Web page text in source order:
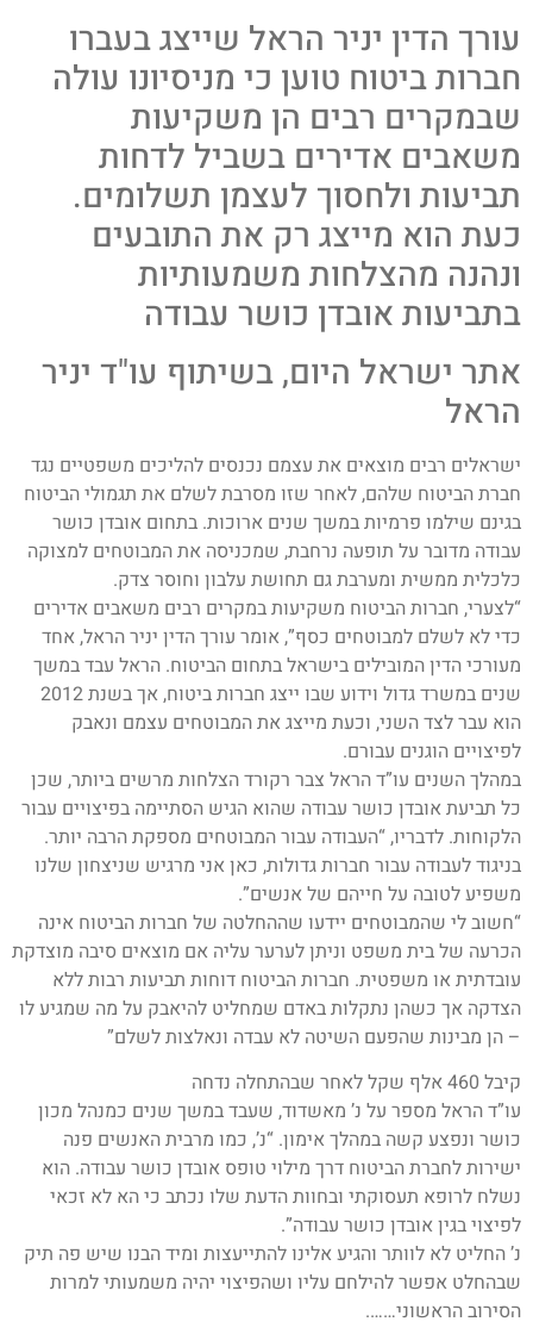
עורך הדין יניר הראל שייצג בעברו
חברות ביטוח טוען כי מניסיונו עולה
שבמקרים רבים הן משקיעות
משאבים אדירים בשביל לדחות
תביעות ולחסוך לעצמן תשלומים.
כעת הוא מייצג רק את התובעים
ונהנה מהצלחות משמעותיות
בתביעות אובדן כושר עבודה
אתר ישראל היום, בשיתוף עו"ד יניר
הראל
ישראלים רבים מוצאים את עצמם נכנסים להליכים משפטיים נגד
חברת הביטוח שלהם, לאחר שזו מסרבת לשלם את תגמולי הביטוח
בגינם שילמו פרמיות במשך שנים ארוכות. בתחום אובדן כושר
עבודה מדובר על תופעה נרחבת, שמכניסה את המבוטחים למצוקה
כלכלית ממשית ומערבת גם תחושת עלבון וחוסר צדק.
“לצערי, חברות הביטוח משקיעות במקרים רבים משאבים אדירים
כדי לא לשלם למבוטחים כסף”, אומר עורך הדין יניר הראל, אחד
מעורכי הדין המובילים בישראל בתחום הביטוח. הראל עבד במשך
שנים במשרד גדול וידוע שבו ייצג חברות ביטוח, אך בשנת 2012
הוא עבר לצד השני, וכעת מייצג את המבוטחים עצמם ונאבק
לפיצויים הוגנים עבורם.
במהלך השנים עו”ד הראל צבר רקורד הצלחות מרשים ביותר, שכן
כל תביעת אובדן כושר עבודה שהוא הגיש הסתיימה בפיצויים עבור
הלקוחות. לדבריו, “העבודה עבור המבוטחים מספקת הרבה יותר.
בניגוד לעבודה עבור חברות גדולות, כאן אני מרגיש שניצחון שלנו
משפיע לטובה על חייהם של אנשים”.
“חשוב לי שהמבוטחים יידעו שההחלטה של חברות הביטוח אינה
הכרעה של בית משפט וניתן לערער עליה אם מוצאים סיבה מוצדקת
עובדתית או משפטית. חברות הביטוח דוחות תביעות רבות ללא
הצדקה אך כשהן נתקלות באדם שמחליט להיאבק על מה שמגיע לו
– הן מבינות שהפעם השיטה לא עבדה ונאלצות לשלם”
קיבל 460 אלף שקל לאחר שבהתחלה נדחה
עו”ד הראל מספר על נ’ מאשדוד, שעבד במשך שנים כמנהל מכון
כושר ונפצע קשה במהלך אימון. “נ’, כמו מרבית האנשים פנה
ישירות לחברת הביטוח דרך מילוי טופס אובדן כושר עבודה. הוא
נשלח לרופא תעסוקתי ובחוות הדעת שלו נכתב כי הא לא זכאי
לפיצוי בגין אובדן כושר עבודה”.
נ’ החליט לא לוותר והגיע אלינו להתייעצות ומיד הבנו שיש פה תיק
שבהחלט אפשר להילחם עליו ושהפיצוי יהיה משמעותי למרות
הסירוב הראשוני…….